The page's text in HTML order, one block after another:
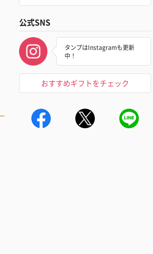
公式SNS
タンプはInstagramも更新
中！
おすすめギフトをチェック